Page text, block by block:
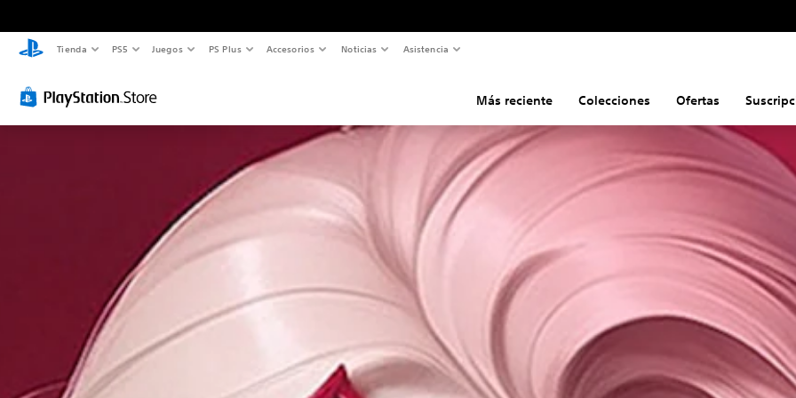
Tienda PS5 Juegos PS Plus Accesorios Noticias Asistencia
Más reciente Colecciones Ofertas